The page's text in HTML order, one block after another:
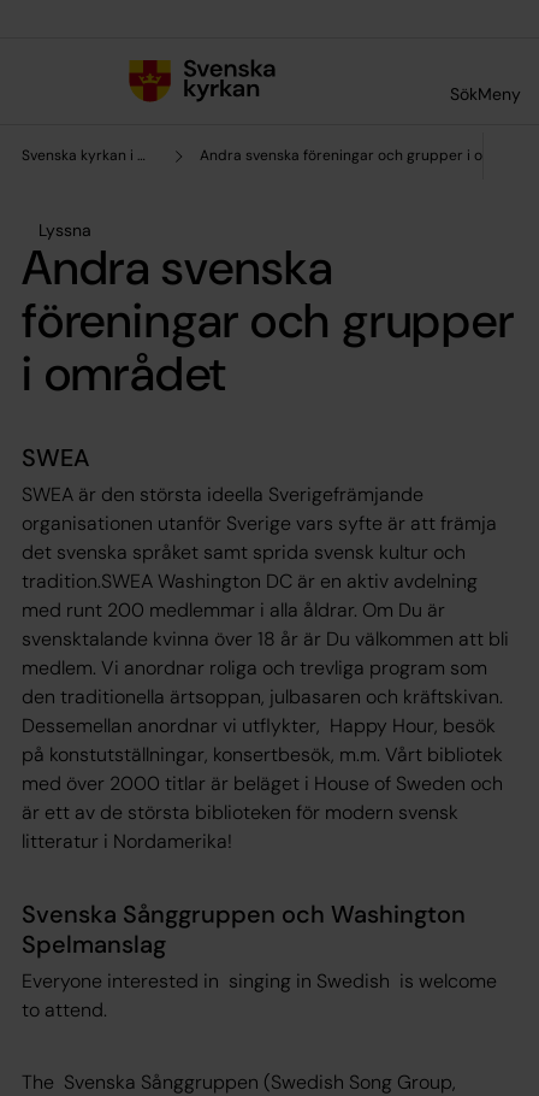
SökMeny
Svenska kyrkan i Washington DC Andra svenska föreningar och grupper i området
Lyssna
Andra svenska
föreningar och grupper
i området
SWEA
SWEA är den största ideella Sverigefrämjande
organisationen utanför Sverige vars syfte är att främja
det svenska språket samt sprida svensk kultur och
tradition.SWEA Washington DC är en aktiv avdelning
med runt 200 medlemmar i alla åldrar. Om Du är
svensktalande kvinna över 18 år är Du välkommen att bli
medlem. Vi anordnar roliga och trevliga program som
den traditionella ärtsoppan, julbasaren och kräftskivan.
Dessemellan anordnar vi utflykter, Happy Hour, besök
på konstutställningar, konsertbesök, m.m. Vårt bibliotek
med över 2000 titlar är beläget i House of Sweden och
är ett av de största biblioteken för modern svensk
litteratur i Nordamerika!
Svenska Sånggruppen och Washington
Spelmanslag
Everyone interested in singing in Swedish is welcome
to attend.
The Svenska Sånggruppen (Swedish Song Group,